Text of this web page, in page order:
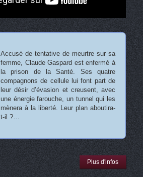
Accusé de tentative de meurtre sur sa
femme, Claude Gaspard est enfermé à
la prison de la Santé. Ses quatre
compagnons de cellule lui font part de
leur désir d’évasion et creusent, avec
une énergie farouche, un tunnel qui les
mènera à la liberté. Leur plan aboutira-
t-il ?…
Plus d'infos